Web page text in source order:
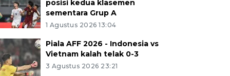
posisi kedua klasemen
sementara Grup A
1 Agustus 2026 13:04
Piala AFF 2026 - Indonesia vs
Vietnam kalah telak 0-3
3 Agustus 2026 23:21